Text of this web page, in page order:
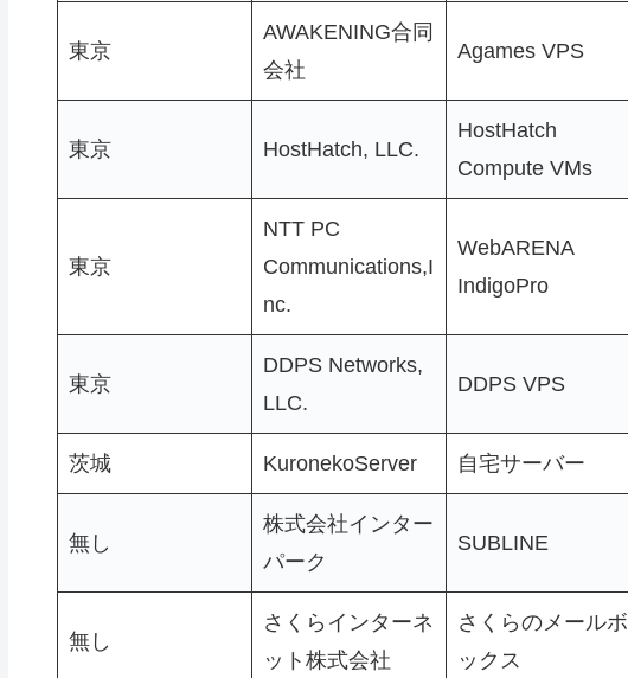
東京
AWAKENING合同
会社
Agames VPS
東京 HostHatch, LLC.
HostHatch
Compute VMs
東京
NTT PC
Communications,I
nc.
WebARENA
IndigoPro
東京
DDPS Networks,
LLC.
DDPS VPS
茨城 KuronekoServer 自宅サーバー
無し
株式会社インター
パーク
SUBLINE
無し
さくらインターネ
ット株式会社
さくらのメールボ
ックス